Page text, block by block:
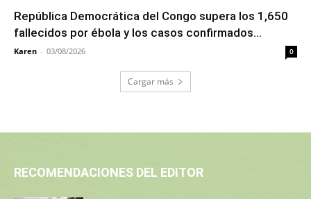
República Democrática del Congo supera los 1,650
fallecidos por ébola y los casos confirmados...
Karen - 03/08/2026 0
Cargar más
RECOMENDACIONES DEL EDITOR